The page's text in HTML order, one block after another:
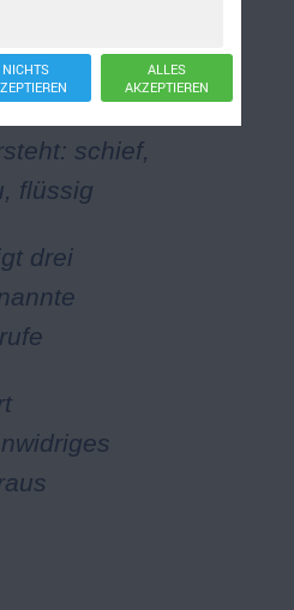
schief,
flüssig
drei
NICHTS
ALLES
AKZEPTIEREN